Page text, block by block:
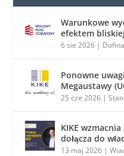
Warunkowe
efektem
6 sie 2026 |
Ponowne
Megaustawy
25 cze 2026 |
KIKE
dołącza do
13 maj 2026 |